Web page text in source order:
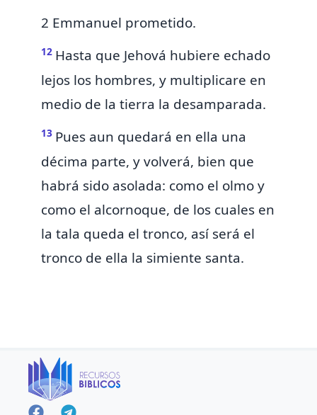
2 Emmanuel prometido.
12 Hasta que Jehová hubiere echado
lejos los hombres, y multiplicare en
medio de la tierra la desamparada.
13 Pues aun quedará en ella una
décima parte, y volverá, bien que
habrá sido asolada: como el olmo y
como el alcornoque, de los cuales en
la tala queda el tronco, así será el
tronco de ella la simiente santa.